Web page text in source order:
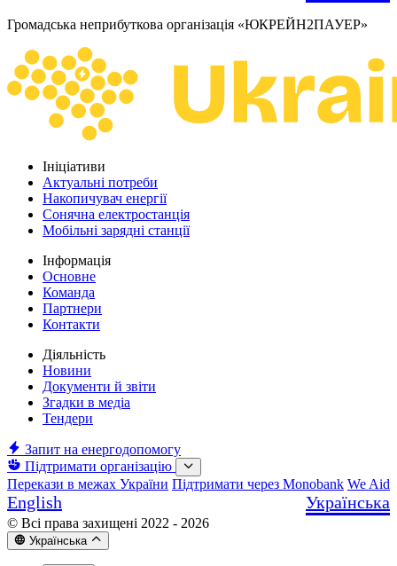
Громадська неприбуткова організація «ЮКРЕЙН2ПАУЕР»
Ініціативи
Актуальні потреби
Накопичувач енергії
Сонячна електростанція
Мобільні зарядні станції
Інформація
Основне
Команда
Партнери
Контакти
Діяльність
Новини
Документи й звіти
Згадки в медіа
Тендери
Запит на енергодопомогу
Підтримати організацію
Перекази в межах України Підтримати через Monobank We Aid
English Українська
© Всі права захищені 2022 - 2026
Українська